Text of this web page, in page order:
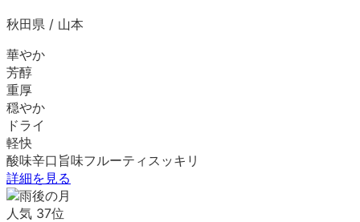
秋田県 / 山本
華やか
芳醇
重厚
穏やか
ドライ
軽快
酸味辛口 旨味フルーティ スッキリ
詳細を見る
人気 37位